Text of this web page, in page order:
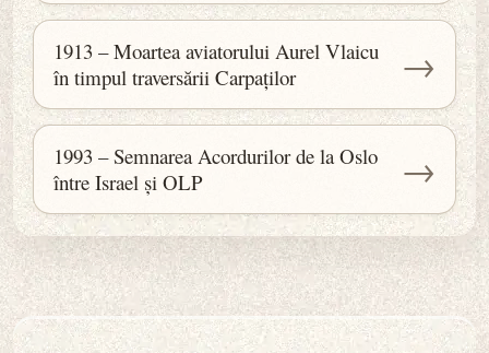
1913 – Moartea aviatorului Aurel Vlaicu
în timpul traversării Carpaților
→
1993 – Semnarea Acordurilor de la Oslo
între Israel și OLP
→